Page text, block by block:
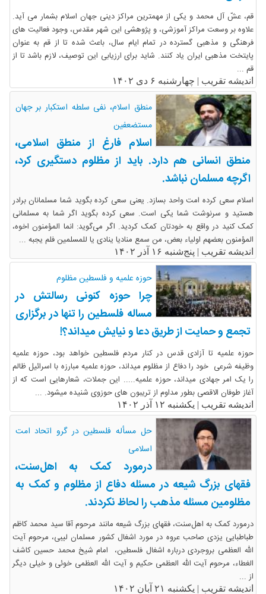
قم، عشّ آل محمد و یکی از مهمترین مراکز دینی جهان اسلام بشمار می آید.
علاوه بر وسعت مراکز آموزشی، و پژوهشی این شهر مقدس، وجود فعالیت های
فرهنگی و مذهبی گسترده در تمام ایام سال، باعث شده تا از قم به عنوان
پایتخت مذهبی ایران یاد کنند. شاید برای ارزیابی این توصیف، لازم باشد تا از
قم ...
اندیشه تقریب | چهارشنبه ۶ دی ۱۴۰۲
منطق اسلام، نفی سلطه استکبار بر جهان
مستضعفین
اسلام فارغ از منطق اسلامی،
منطق انسانی هم دارد. باید از مظلوم دستگیری کرد،
اگرچه مسلمان نباشد.
اسلام سعی کرده ‌امت واحد بسازد. یعنی سعی کرده بگوید شما مسلمانان برادر
هستید و سرنوشت شما یکی است. سعی کرده بگوید ‌اگر شما به مسلمانی
کمک کنید در واقع به خودتان کمک کردید. اگر می‌گوید: انما المؤمنون اخوه،
المؤمنون بعضهم اولیاء بعض، من سمع منادیا ینادی یا للمسلمین فلم یجبه ...
اندیشه تقریب | پنج‌شنبه ۱۶ آذر ۱۴۰۲
حوزه علمیه و فلسطین مظلوم
چرا حوزه کنونی رسالتش در
مساله فلسطین را تنها در برگزاری
تجمع و حمایت از طریق دعا و نیایش میداند؟!
حوزه علمیه تا آزادی قدس در کنار مردم فلسطین خواهد بود، حوزه علمیه
وظیفه شرعی خود را دفاع از مظلوم میداند، حوزه علمیه مبارزه با اسرائیل ظالم
را یک امر جهادی میداند، حوزه علمیه..... این جملات، شعارهایی است که از
آغاز طوفان الاقصی بطور مداوم از تریبون های حوزوی شنیده میشود. ...
اندیشه تقریب | یکشنبه ۱۲ آذر ۱۴۰۲
حل مسأله فلسطین در گرو اتحاد امت
اسلامی
درمورد کمک به اهل‌سنت،
فقهای بزرگ شیعه در مسئله دفاع از مظلوم و کمک به
مظلومین مسئله مذهب را لحاظ نکردند.
درمورد کمک به اهل‌سنت، فقهای بزرگ شیعه مانند مرحوم آقا سید محمد کاظم
طباطبایی یزدی صاحب عروه در مورد اشغال کشور مسلمان لیبی، مرحوم آیت
الله العظمی بروجردی درباره اشغال فلسطین، امام شیخ محمد حسین کاشف
الغطاء، مرحوم آیت الله العظمی حکیم و آیت الله العظمی خوئی و خیلی دیگر
از ...
اندیشه تقریب | یکشنبه ۲۱ آبان ۱۴۰۲